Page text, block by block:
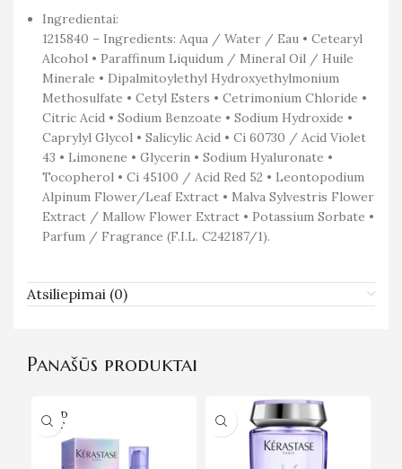
Ingredientai:
1215840 – Ingredients: Aqua / Water / Eau • Cetearyl
Alcohol • Paraffinum Liquidum / Mineral Oil / Huile
Minerale • Dipalmitoylethyl Hydroxyethylmonium
Methosulfate • Cetyl Esters • Cetrimonium Chloride •
Citric Acid • Sodium Benzoate • Sodium Hydroxide •
Caprylyl Glycol • Salicylic Acid • Ci 60730 / Acid Violet
43 • Limonene • Glycerin • Sodium Hyaluronate •
Tocopherol • Ci 45100 / Acid Red 52 • Leontopodium
Alpinum Flower/Leaf Extract • Malva Sylvestris Flower
Extract / Mallow Flower Extract • Potassium Sorbate •
Parfum / Fragrance (F.I.L. C242187/1).
Atsiliepimai (0)
Panašūs produktai
SOLD
OUT